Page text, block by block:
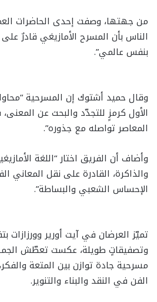
من جهتها، وصفت إحدى الحاضرات
الناس بأن المسرح الأمازيغي قادرٌ
بنفس عالمي”.
وقال حميد أشتوك إن المسرحية
الأول كرمزٍ للتجدّد والبحث عن
المعاصر تواصله مع جذوره”.
وأضاف أن الفريق اختار “اللغة
والذاكرة، القادرة على نقل المعاني
الإحساس الشعبي والبساطة”.
تميّز العرضان في آيت أورير وورزازات
وتصفيقاتٍ طويلة، عكست تعطّش
مسرحية جادة توازن بين المتعة
الفن في النقد والبناء والتنوير.